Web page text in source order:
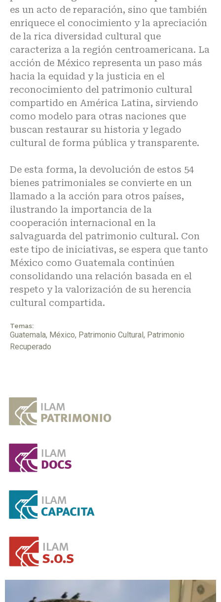
es un acto de reparación, sino que también
enriquece el conocimiento y la apreciación
de la rica diversidad cultural que
caracteriza a la región centroamericana. La
acción de México representa un paso más
hacia la equidad y la justicia en el
reconocimiento del patrimonio cultural
compartido en América Latina, sirviendo
como modelo para otras naciones que
buscan restaurar su historia y legado
cultural de forma pública y transparente.
De esta forma, la devolución de estos 54
bienes patrimoniales se convierte en un
llamado a la acción para otros países,
ilustrando la importancia de la
cooperación internacional en la
salvaguarda del patrimonio cultural. Con
este tipo de iniciativas, se espera que tanto
México como Guatemala continúen
consolidando una relación basada en el
respeto y la valorización de su herencia
cultural compartida.
Temas:
Guatemala, México, Patrimonio Cultural , Patrimonio
Recuperado